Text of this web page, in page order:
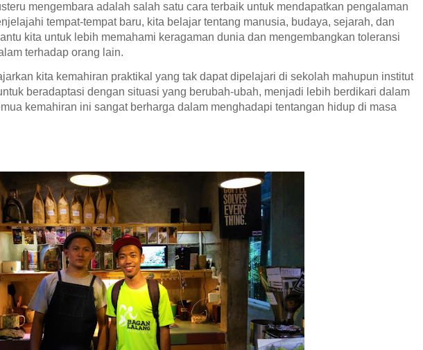
mengembara adalah salah satu cara terbaik untuk mendapatkan pengalaman
tempat-tempat baru, kita belajar tentang manusia, budaya, sejarah, dan
kita untuk lebih memahami keragaman dunia dan mengembangkan toleransi
terhadap orang lain.
kita kemahiran praktikal yang tak dapat dipelajari di sekolah mahupun institut
beradaptasi dengan situasi yang berubah-ubah, menjadi lebih berdikari dalam
kemahiran ini sangat berharga dalam menghadapi tentangan hidup di masa